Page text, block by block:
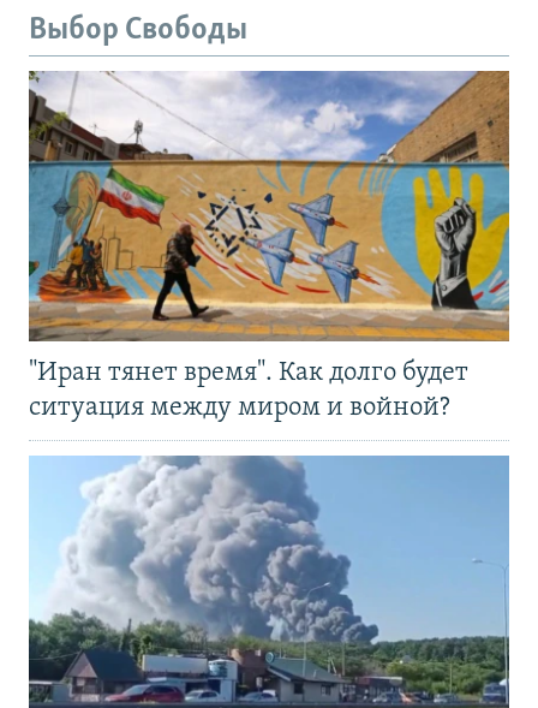
Выбор Свободы
"Иран тянет время". Как долго будет
ситуация между миром и войной?